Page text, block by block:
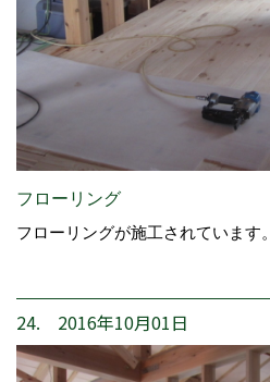
フローリング
フローリングが施工されています。
24. 2016年10月01日